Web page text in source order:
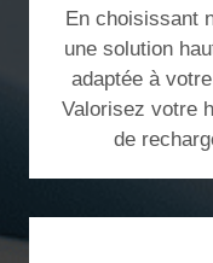
En choisissant
une solution
adaptée à
Valorisez votre
de